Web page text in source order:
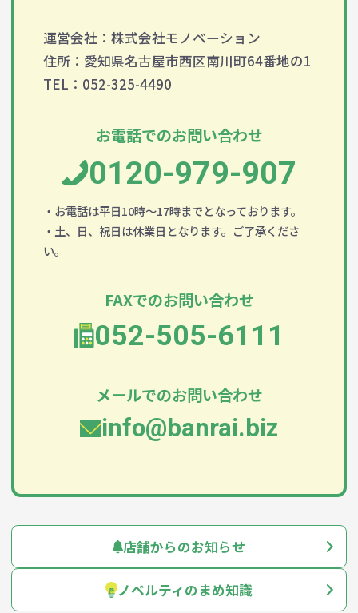
運営会社：株式会社モノベーション
住所：愛知県名古屋市西区南川町64番地の1
TEL：052-325-4490
お電話でのお問い合わせ
0120-979-907
・お電話は平日10時～17時までとなっております。
・土、日、祝日は休業日となります。ご了承くださ
い。
FAXでのお問い合わせ
052-505-6111
メールでのお問い合わせ
info@banrai.biz
店舗からのお知らせ
ノベルティのまめ知識